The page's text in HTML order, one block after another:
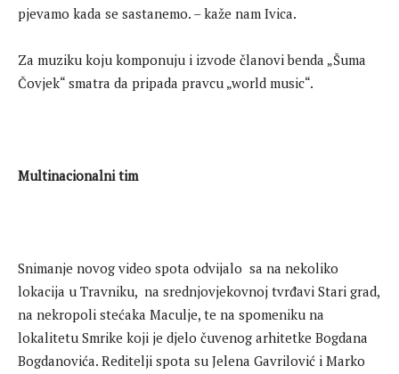
pjevamo kada se sastanemo. – kaže nam Ivica.
Za muziku koju komponuju i izvode članovi benda „Šuma
Čovjek“ smatra da pripada pravcu „world music“.
Multinacionalni tim
Snimanje novog video spota odvijalo sa na nekoliko
lokacija u Travniku, na srednjovjekovnoj tvrđavi Stari grad,
na nekropoli stećaka Maculje, te na spomeniku na
lokalitetu Smrike koji je djelo čuvenog arhitetke Bogdana
Bogdanovića. Reditelji spota su Jelena Gavrilović i Marko